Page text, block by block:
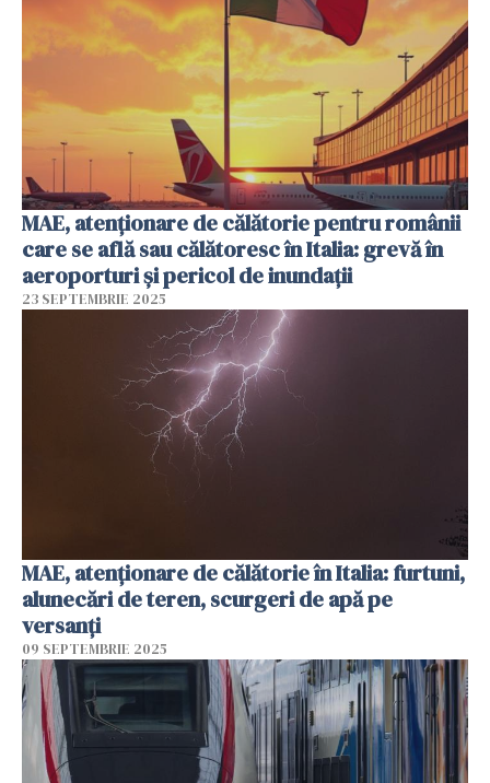
MAE, atenționare de călătorie pentru românii
care se află sau călătoresc în Italia: grevă în
aeroporturi şi pericol de inundaţii
23 SEPTEMBRIE 2025
MAE, atenţionare de călătorie în Italia: furtuni,
alunecări de teren, scurgeri de apă pe
versanţi
09 SEPTEMBRIE 2025